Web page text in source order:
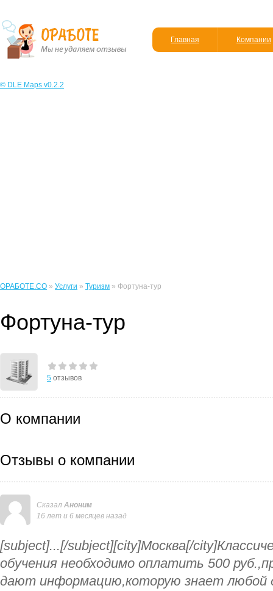
Главная Компании
© DLE Maps v0.2.2
ОРАБОТЕ.CO » Услуги » Туризм » Фортуна-тур
Фортуна-тур
5 отзывов
О компании
Отзывы о компании
Сказал Аноним
16 лет и 6 месяцев назад
[subject]...[/subject][city]Москва[/
обучения необходимо оплатить 500
дают информацию,которую знает любой